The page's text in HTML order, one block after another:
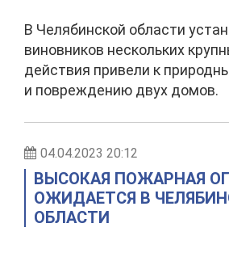
В Челябинской области
виновников нескольких
действия привели к
и повреждению двух домов.
04.04.2023 20:12
ВЫСОКАЯ ПОЖАРНАЯ
ОЖИДАЕТСЯ В
ОБЛАСТИ